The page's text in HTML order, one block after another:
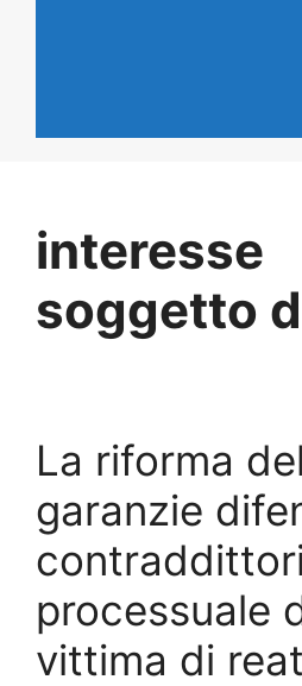
interesse
soggetto
La riforma
garanzie
processuale
vittima di